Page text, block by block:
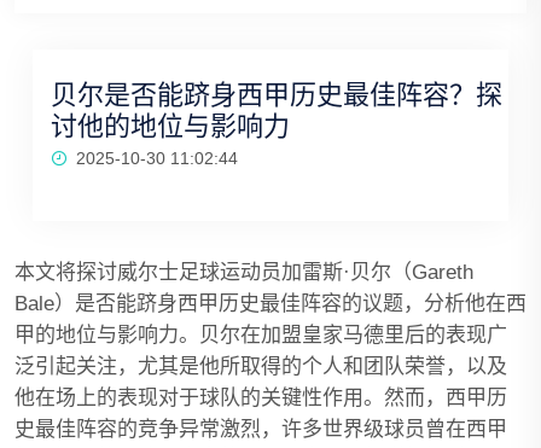
贝尔是否能跻身西甲历史最佳阵容？探
讨他的地位与影响力
2025-10-30 11:02:44
本文将探讨威尔士足球运动员加雷斯·贝尔（Gareth
Bale）是否能跻身西甲历史最佳阵容的议题，分析他在西
甲的地位与影响力。贝尔在加盟皇家马德里后的表现广
泛引起关注，尤其是他所取得的个人和团队荣誉，以及
他在场上的表现对于球队的关键性作用。然而，西甲历
史最佳阵容的竞争异常激烈，许多世界级球员曾在西甲